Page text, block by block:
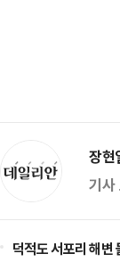
장
기사
덕적도 서포리 해